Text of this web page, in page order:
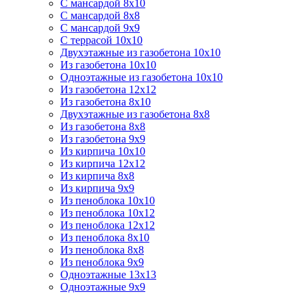
С мансардой 8х10
С мансардой 8х8
С мансардой 9х9
С террасой 10х10
Двухэтажные из газобетона 10х10
Из газобетона 10х10
Одноэтажные из газобетона 10х10
Из газобетона 12х12
Из газобетона 8х10
Двухэтажные из газобетона 8х8
Из газобетона 8х8
Из газобетона 9х9
Из кирпича 10х10
Из кирпича 12х12
Из кирпича 8х8
Из кирпича 9х9
Из пеноблока 10х10
Из пеноблока 10х12
Из пеноблока 12х12
Из пеноблока 8х10
Из пеноблока 8х8
Из пеноблока 9х9
Одноэтажные 13х13
Одноэтажные 9х9